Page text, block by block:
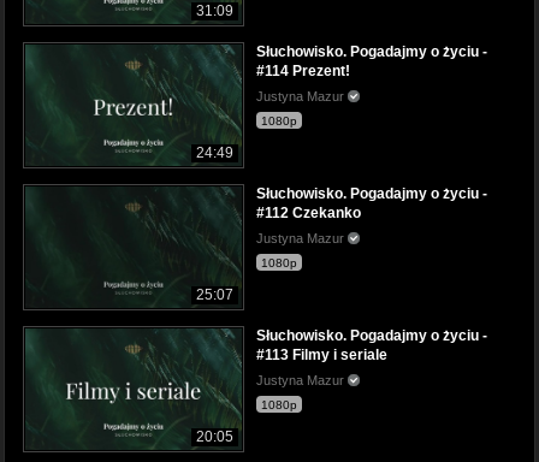
31:09
24:49
Słuchowisko. Pogadajmy o życiu -
#114 Prezent!
Justyna Mazur
1080p
25:07
Słuchowisko. Pogadajmy o życiu -
#112 Czekanko
Justyna Mazur
1080p
20:05
Słuchowisko. Pogadajmy o życiu -
#113 Filmy i seriale
Justyna Mazur
1080p